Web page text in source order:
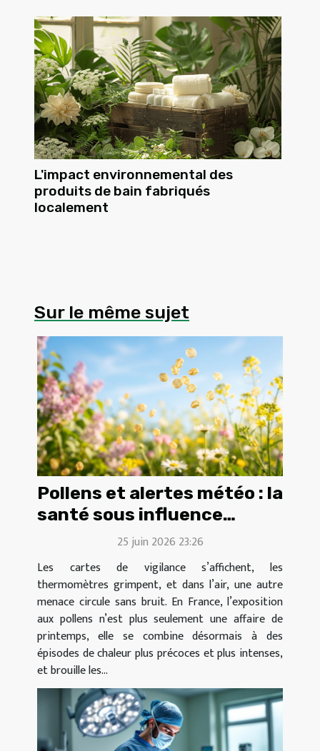
L'impact environnemental des
produits de bain fabriqués
localement
Sur le même sujet
Pollens et alertes météo : la
santé sous influence
25 juin 2026 23:26
Les cartes de vigilance s’affichent, les
thermomètres grimpent, et dans l’air, une autre
menace circule sans bruit. En France, l’exposition
aux pollens n’est plus seulement une affaire de
printemps, elle se combine désormais à des
épisodes de chaleur plus précoces et plus intenses,
et brouille les...